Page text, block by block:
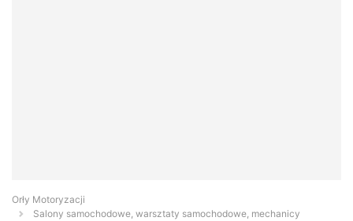
Orły Motoryzacji
Salony samochodowe, warsztaty samochodowe, mechanicy